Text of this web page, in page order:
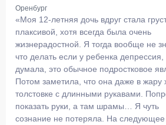
Оренбург
«Моя 12-летняя дочь вдруг стала
плаксивой, хотя всегда была очень
жизнерадостной. Я тогда вообще не
что делать если у ребенка депрессия,
думала, это обычное подростковое
Потом заметила, что она даже в жару
толстовке с длинными рукавами.
показать руки, а там шрамы… Я чуть
сознание не потеряла. На следующее